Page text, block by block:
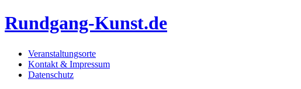
Rundgang-Kunst.de
Veranstaltungsorte
Kontakt & Impressum
Datenschutz